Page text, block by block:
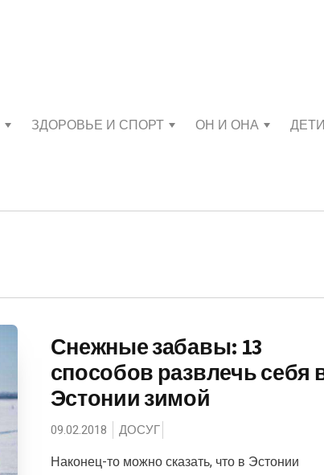
ЗДОРОВЬЕ И СПОРТ ОН И ОНА ДЕТИ
Снежные забавы: 13
способов развлечь себя
Эстонии зимой
09.02.2018 ДОСУГ
Наконец-то можно сказать, что в Эстонии